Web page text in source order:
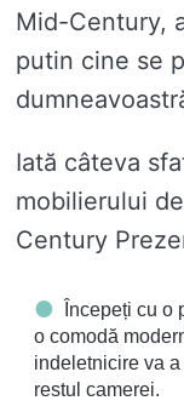
Mid-Century,
putin cine se
Iată câteva
mobilierului
Century
Începeți cu o
o comodă
indeletnicire va
restul camerei.